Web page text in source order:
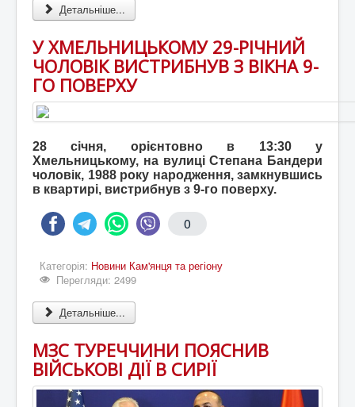
Детальніше...
У ХМЕЛЬНИЦЬКОМУ 29-РІЧНИЙ
ЧОЛОВІК ВИСТРИБНУВ З ВІКНА 9-
ГО ПОВЕРХУ
28 січня, орієнтовно в 13:30 у
Хмельницькому, на вулиці Степана Бандери
чоловік, 1988 року народження, замкнувшись
в квартирі, вистрибнув з 9-го поверху.
0
Категорія: Новини Кам'янця та регіону
Перегляди: 2499
Детальніше...
МЗС ТУРЕЧЧИНИ ПОЯСНИВ
ВІЙСЬКОВІ ДІЇ В СИРІЇ